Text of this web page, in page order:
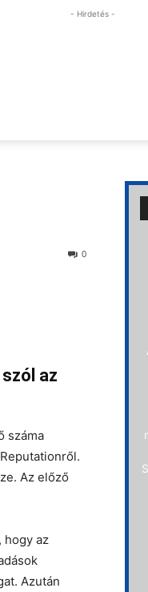
- Hirdetés -
0
az
száma
Az előző
hogy az
Azután